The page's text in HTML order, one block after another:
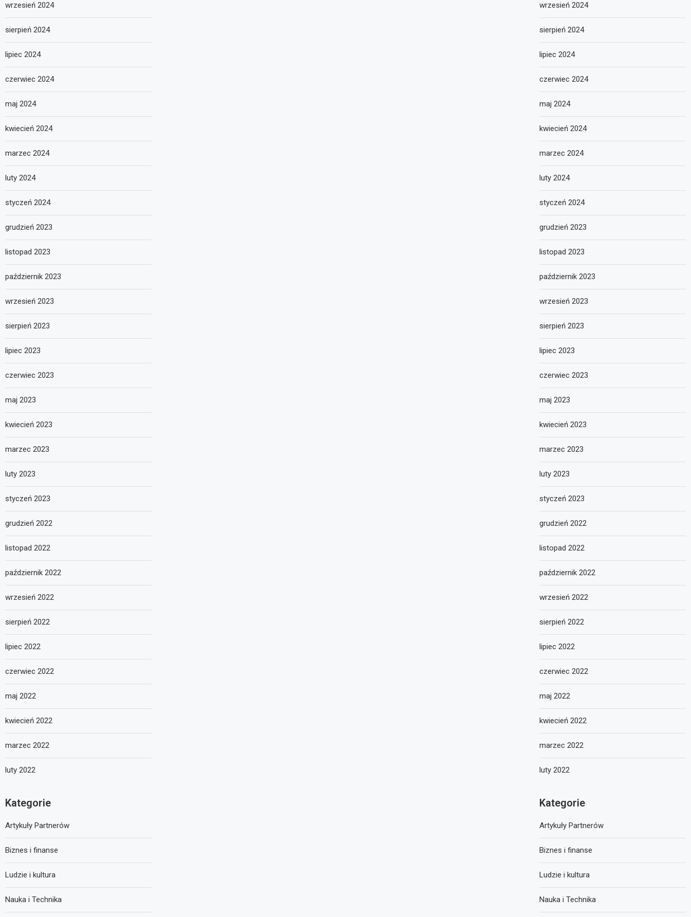
wrzesień 2024
sierpień 2024
lipiec 2024
czerwiec 2024
maj 2024
kwiecień 2024
marzec 2024
luty 2024
styczeń 2024
grudzień 2023
listopad 2023
październik 2023
wrzesień 2023
sierpień 2023
lipiec 2023
czerwiec 2023
maj 2023
kwiecień 2023
marzec 2023
luty 2023
styczeń 2023
grudzień 2022
listopad 2022
październik 2022
wrzesień 2022
sierpień 2022
lipiec 2022
czerwiec 2022
maj 2022
kwiecień 2022
marzec 2022
luty 2022
Kategorie
Artykuły Partnerów
Biznes i finanse
Ludzie i kultura
Nauka i Technika
wrzesień 2024
sierpień 2024
lipiec 2024
czerwiec 2024
maj 2024
kwiecień 2024
marzec 2024
luty 2024
styczeń 2024
grudzień 2023
listopad 2023
październik 2023
wrzesień 2023
sierpień 2023
lipiec 2023
czerwiec 2023
maj 2023
kwiecień 2023
marzec 2023
luty 2023
styczeń 2023
grudzień 2022
listopad 2022
październik 2022
wrzesień 2022
sierpień 2022
lipiec 2022
czerwiec 2022
maj 2022
kwiecień 2022
marzec 2022
luty 2022
Kategorie
Artykuły Partnerów
Biznes i finanse
Ludzie i kultura
Nauka i Technika